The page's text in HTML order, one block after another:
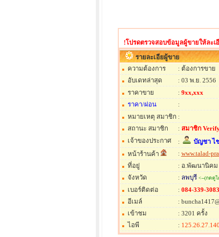
!โปรดตรวจสอบข้อมูลผู้ขายให้ละเ
รายละเอียผู้ขาย
ความต้องการ
: ต้องการขาย
อับเดทล่าสุด
: 03 พ.ย. 2556
ราคาขาย
: 9xx,xxx
ราคา/ผ่อน
:
หมายเหตุ สมาชิก :
สถานะ สมาชิก
: สมาชิก
เจ้าของประกาศ
:
บัญชา ไ
หน้าร้านค้า
: www.talad-
ที่อยู่
: อ.พัฒนานิคม
จังหวัด
: ลพบุรี<--(กดดูไ
เบอร์ติดต่อ : 084-339-3083
อีเมล์
:
เข้าชม
: 3201 ครั้ง
ไอพี
: